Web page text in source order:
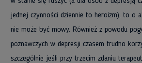
jednej czynności dziennie to heroizm), to o
nie może być mowy. Również z powodu
poznawczych w depresji czasem trudno
szczególnie jeśli przy trzecim zdaniu